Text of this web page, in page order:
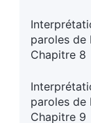
paroles de
Chapitre 8
paroles de
Chapitre 9